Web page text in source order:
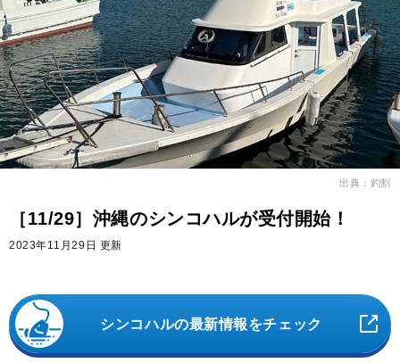
出典：釣割
［11/29］沖縄のシンコハルが受付開始！
2023年11月29日 更新
シンコハルの最新情報をチェック